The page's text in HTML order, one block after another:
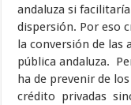
andaluza si
dispersión. Por eso
la conversión de las
pública andaluza.
ha de prevenir de
crédito privadas